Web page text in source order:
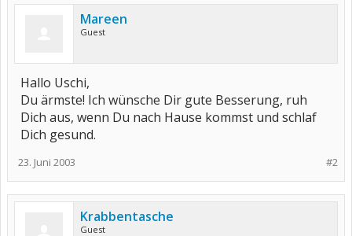
Mareen
Guest
Hallo Uschi,
Du ärmste! Ich wünsche Dir gute Besserung, ruh
Dich aus, wenn Du nach Hause kommst und schlaf
Dich gesund.
#2
23. Juni 2003
Krabbentasche
Guest